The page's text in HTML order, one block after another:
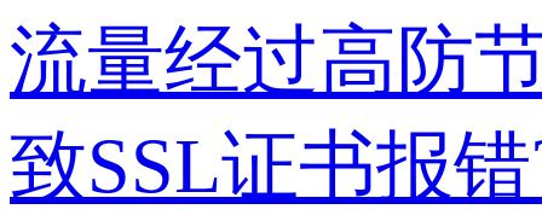
流量经过高防
致SSL证书报